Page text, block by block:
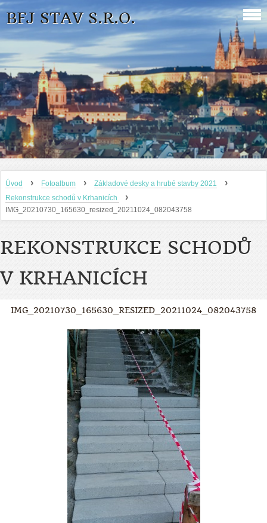
BFJ STAV S.R.O.
Úvod › Fotoalbum › Základové desky a hrubé stavby 2021 ›
Rekonstrukce schodů v Krhanicích ›
IMG_20210730_165630_resized_20211024_082043758
REKONSTRUKCE SCHODŮ
V KRHANICÍCH
IMG_20210730_165630_RESIZED_20211024_082043758